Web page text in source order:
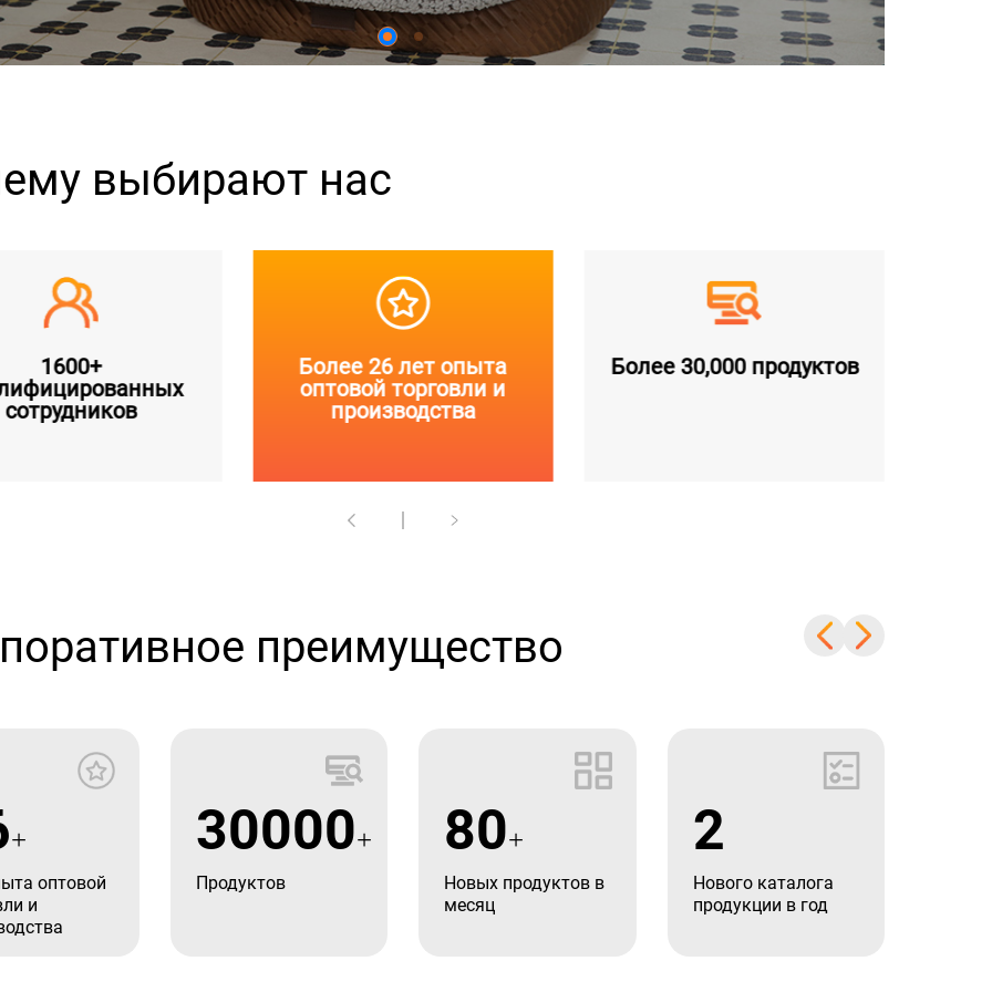
выбирают нас
1600+
сотрудников
Более 26 лет опыта
оптовой торговли и
производства
Более 30,000 продуктов
преимущество
+
оптовой
и
30000+
Продуктов
80+
Новых продуктов в
месяц
2
Нового каталога
продукции в год